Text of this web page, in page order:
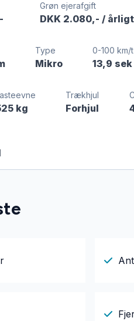
Grøn ejerafgift
DKK 2.080,-/ årligt
Type
Mikro
0-100 km/t
13,9 sek
kg
Trækhjul
Forhjul